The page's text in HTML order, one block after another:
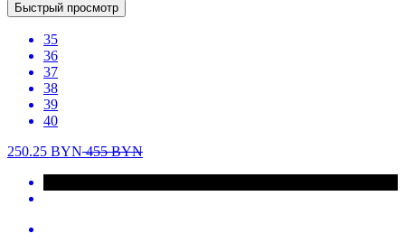
Быстрый просмотр
35
36
37
38
39
40
250.25 BYN455BYN